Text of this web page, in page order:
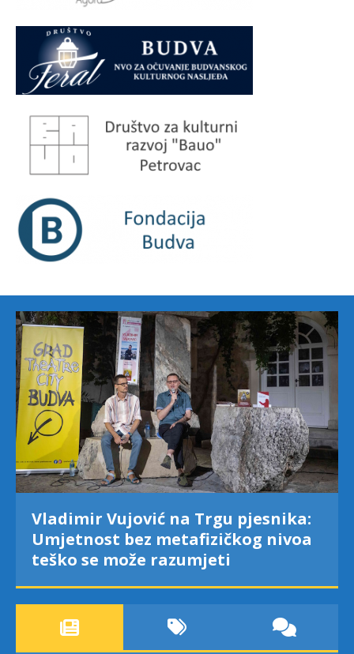
Vladimir Vujović na Trgu pjesnika:
Umjetnost bez metafizičkog nivoa
teško se može razumjeti